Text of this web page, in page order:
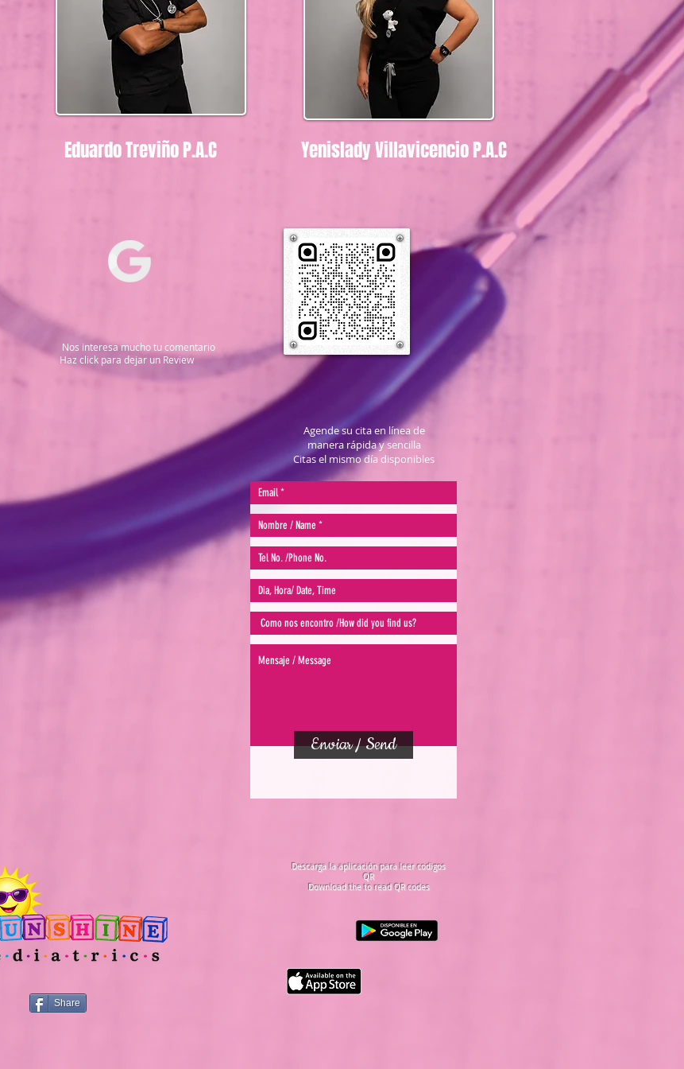
Eduardo Treviño P.A.C Yenislady Villavicencio P.A.C
Nos interesa mucho tu comentario
Haz click para dejar un Review
Agende su cita en línea de
manera rápida y sencilla
Citas el mismo día disponibles
Enviar / Send
Share
Descarga la aplicación para leer codigos
QR
Download the to read QR codes